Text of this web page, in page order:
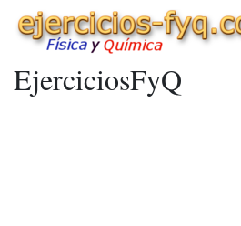
EjerciciosFyQ